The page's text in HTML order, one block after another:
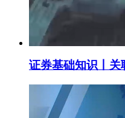
证券基础知识丨关